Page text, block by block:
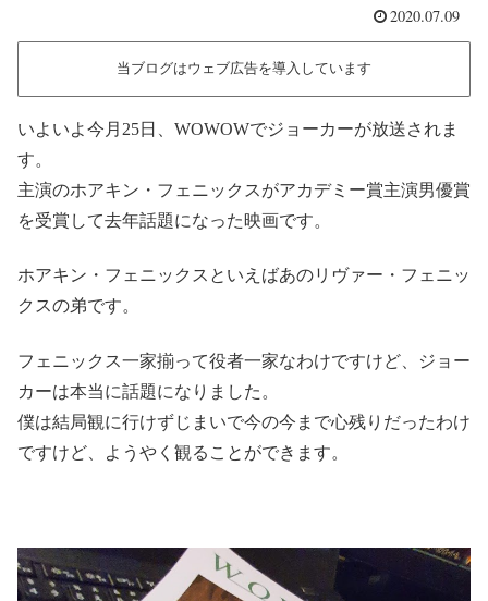
2020.07.09
当ブログはウェブ広告を導入しています
いよいよ今月25日、WOWOWでジョーカーが放送されま
す。
主演のホアキン・フェニックスがアカデミー賞主演男優賞
を受賞して去年話題になった映画です。
ホアキン・フェニックスといえばあのリヴァー・フェニッ
クスの弟です。
フェニックス一家揃って役者一家なわけですけど、ジョー
カーは本当に話題になりました。
僕は結局観に行けずじまいで今の今まで心残りだったわけ
ですけど、ようやく観ることができます。